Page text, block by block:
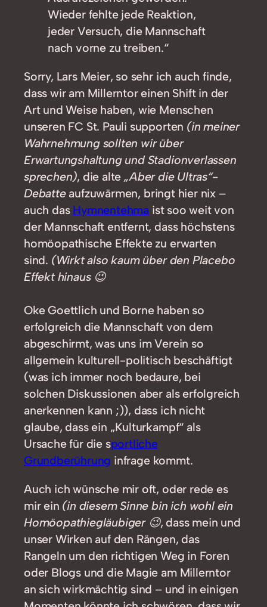
Wieder fehlte jede Reaktion,
jeder Versuch, die Mannschaft
nach vorne zu treiben.“
Sorry, Lars Meier, so sehr ich auch finde,
dass wir am Millerntor einen Shift in der
Art und Weise haben, wie Menschen
unseren FC St. Pauli supporten (in meiner
Wahrnehmung sollten wir über
Erwartungshaltung und Stadionverlassen
sprechen), die alte„Aber die Ultras“-
Debatteaufzuwärmen, bringt hier nix –
auch das Hymnentehma ist soo weit von
der Mannschaft entfernt, dass höchstens
homöopathische Effekte zu erwarten
sind. (Wirkt also kaum über den Placebo
Effekt hinaus 😉
Oke Goettlich und Borne haben so
erfolgreich die Mannschaft von dem
abgeschirmt, was uns im Verein so
allgemein kulturell-politisch beschäftigt
(was ich immer noch bedaure, bei
solchen Diskussionen aber als erfolgreich
anerkennen kann ;)), dass ich nicht
glaube, dass ein „Kulturkampf“ als
Ursache für die sportliche
Grundberührung infrage kommt.
Auch ich wünsche mir oft, oder rede es
mir ein (in diesem Sinne bin ich wohl ein
Homöopathiegläubiger 😉, dass mein und
unser Wirken auf den Rängen, das
Rangeln um den richtigen Weg in Foren
oder Blogs und die Magie am Millerntor
an sich wirkmächtig sind – und in einigen